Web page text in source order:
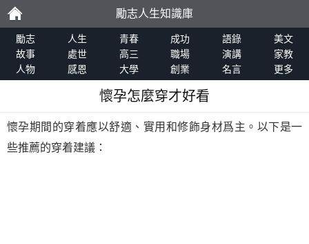
勵
志
勵志人生知識庫
勵志 人生 青春 成功 語錄
美文
故事
處世 高三 職場 演講
家教
人物
感恩 大學 創業 名言 更多
懷孕怎麼穿才好看
懷孕期間的穿着應以舒適、實用和修飾身材爲主。以下是一
些推薦的穿着建議：